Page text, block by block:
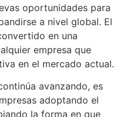
oportunidades para
a nivel global. El
en una
empresa que
en el mercado actual.
avanzando, es
adoptando el
la forma en que